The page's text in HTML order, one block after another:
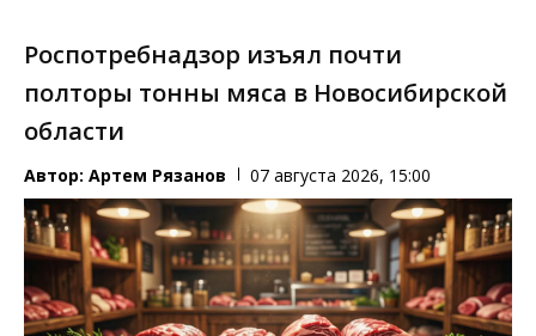
Роспотребнадзор изъял почти
полторы тонны мяса в Новосибирской
области
Автор: Артем Рязанов 07 августа 2026, 15:00